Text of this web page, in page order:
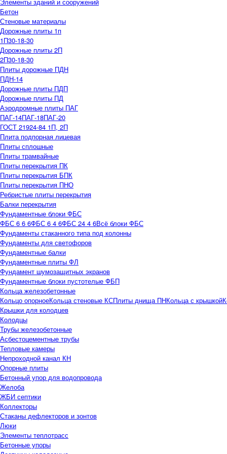
Бетон
Стеновые материалы
Дорожные плиты 1п
1П30-18-30
Дорожные плиты 2П
2П30-18-30
Плиты дорожные ПДН
ПДН-14
Дорожные плиты ПДП
Дорожные плиты ПД
Аэродромные плиты ПАГ
ПАГ-14ПАГ-18ПАГ-20
ГОСТ 21924-84 1П, 2П
Плита подпорная лицевая
Плиты сплошные
Плиты трамвайные
Плиты перекрытия ПК
Плиты перекрытия БПК
Плиты перекрытия ПНО
Ребристые плиты перекрытия
Балки перекрытия
Фундаментные блоки ФБС
ФБС 6 6 6ФБС 6 4 6ФБС 24 4 6Всё блоки ФБС
Фундаменты стаканного типа под колонны
Фундаменты для светофоров
Фундаментные балки
Фундаментные плиты ФЛ
Фундамент шумозащитных экранов
Фундаментные блоки пустотелые ФБП
Кольца железобетонные
Кольцо опорноеКольца стеновые КСПлиты днища ПНКольца с крышкой
Крышки для колодцев
Колодцы
Трубы железобетонные
Асбестоцементные трубы
Тепловые камеры
Непроходной канал КН
Опорные плиты
Бетонный упор для водопровода
Желоба
ЖБИ септики
Коллекторы
Стаканы дефлекторов и зонтов
Люки
Элементы теплотрасс
Бетонные упоры